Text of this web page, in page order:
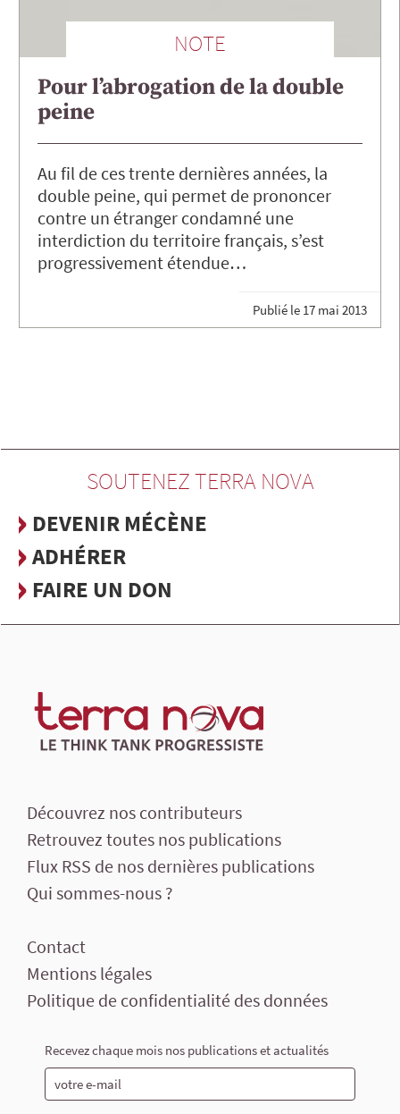
NOTE
Pour l’abrogation de la double
peine
Au fil de ces trente dernières années, la
double peine, qui permet de prononcer
contre un étranger condamné une
interdiction du territoire français, s’est
progressivement étendue…
Publié le 17 mai 2013
SOUTENEZ TERRA NOVA
DEVENIR MÉCÈNE
ADHÉRER
FAIRE UN DON
Découvrez nos contributeurs
Retrouvez toutes nos publications
Flux RSS de nos dernières publications
Qui sommes-nous ?
Contact
Mentions légales
Politique de confidentialité des données
Recevez chaque mois nos publications et actualités